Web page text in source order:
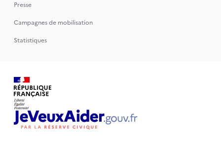
Presse
Campagnes de mobilisation
Statistiques